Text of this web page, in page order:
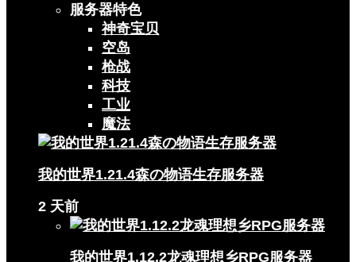
服务器特色
神奇宝贝
空岛
枪战
科技
工业
魔法
我的世界1.21.4森の物语生存服务器
2 天前
我的世界1.12.2龙魂理想乡RPG服务器